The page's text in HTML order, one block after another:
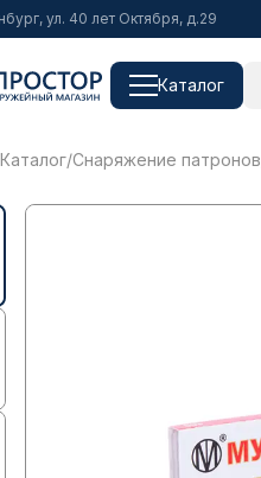
ул. 40 лет Октября, д.29
Каталог
Каталог/Снаряжение патронов